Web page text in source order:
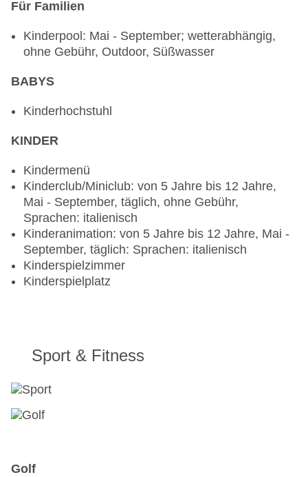
Für Familien
Kinderpool: Mai - September; wetterabhängig,
ohne Gebühr, Outdoor, Süßwasser
BABYS
Kinderhochstuhl
KINDER
Kindermenü
Kinderclub/Miniclub: von 5 Jahre bis 12 Jahre,
Mai - September, täglich, ohne Gebühr,
Sprachen: italienisch
Kinderanimation: von 5 Jahre bis 12 Jahre, Mai -
September, täglich: Sprachen: italienisch
Kinderspielzimmer
Kinderspielplatz
Sport & Fitness
Golf